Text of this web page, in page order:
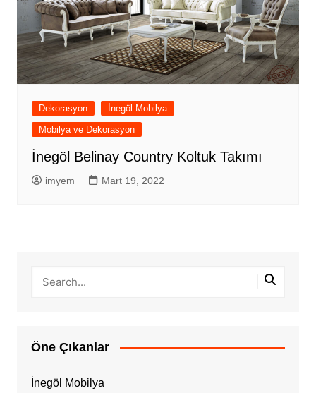
Dekorasyon
İnegöl Mobilya
Mobilya ve Dekorasyon
İnegöl Belinay Country Koltuk Takımı
imyem Mart 19, 2022
Öne Çıkanlar
İnegöl Mobilya